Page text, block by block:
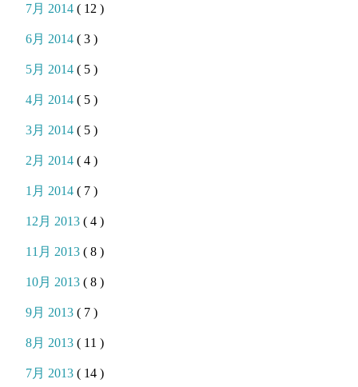
7月 2014( 12 )
6月 2014( 3 )
5月 2014( 5 )
4月 2014( 5 )
3月 2014( 5 )
2月 2014( 4 )
1月 2014( 7 )
12月 2013( 4 )
11月 2013( 8 )
10月 2013( 8 )
9月 2013( 7 )
8月 2013( 11 )
7月 2013( 14 )